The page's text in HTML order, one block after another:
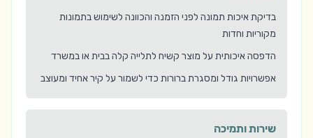
בדיקת איכות תמונה לפני הזמנה והכוונה לשימוש בתמונות
מקוריות וחדות
הדפסה איכותית על מוצר קשיח לתלייה קלה בבית או במשרד
אפשרויות גודל ומסגרת ברורות כדי לשמור על קיר אחיד ומעוצב
שירות ותמיכה